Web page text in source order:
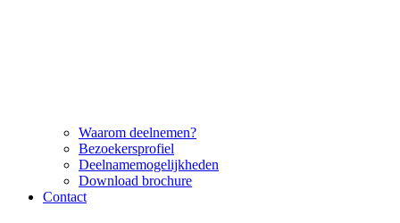
Waarom deelnemen?
Bezoekersprofiel
Deelnamemogelijkheden
Download brochure
Contact